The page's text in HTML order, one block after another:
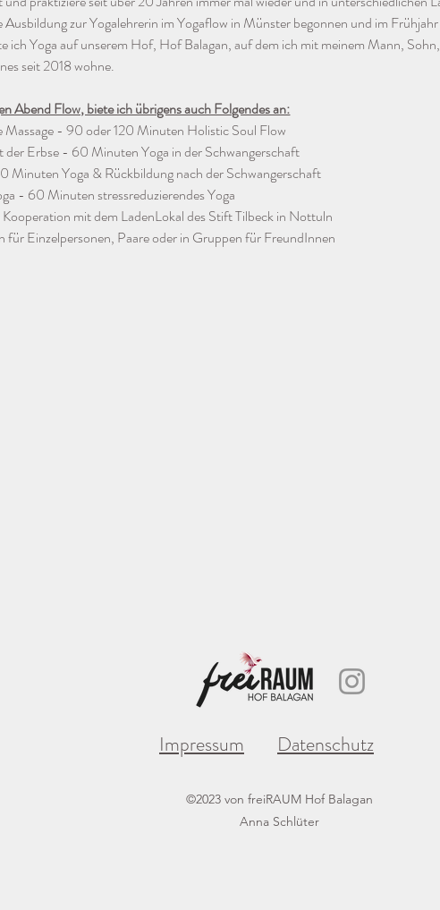
Ausbildung zur Yogalehrerin im Yogaflow in Münster begonnen und im
ich Yoga auf unserem Hof, Hof Balagan, auf dem ich mit meinem Mann,
seit 2018 wohne.
Abend Flow, biete ich übrigens auch Folgendes an:
Massage - 90 oder 120 Minuten Holistic Soul Flow
der Erbse - 60 Minuten Yoga in der Schwangerschaft
Minuten Yoga & Rückbildung nach der Schwangerschaft
- 60 Minuten stressreduzierendes Yoga
Kooperation mit dem LadenLokal des Stift Tilbeck in Nottuln
für Einzelpersonen, Paare oder in Gruppen für FreundInnen
Impressum Datenschutz
©2023 von freiRAUM Hof Balagan
Anna Schlüter